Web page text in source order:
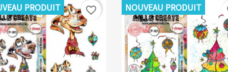
PRODUIT favorite_border NOUVEAU PRODUIT